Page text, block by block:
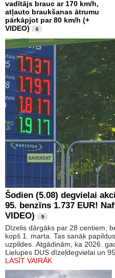
vadītājs brauc ar 170 km/h,
atļauto braukšanas ātrumu
pārkāpjot par 80 km/h (+
VIDEO)
6
Šodien (5.08) degvielai
95. benzīns 1.737 EUR!
VIDEO)
9
Dīzelis dārgāks par 28 centiem,
kopš 1. marta. Tas sanāk
uzpildes. Atgādinām, ka 2026.
Lielupes DUS dīzeļdegvielai un
LASĪT VAIRĀK